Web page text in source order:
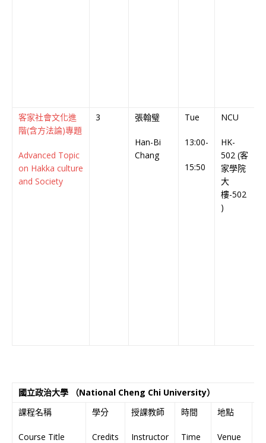
客家社會文化進
階(含方法論)專題
Advanced Topic
on Hakka culture
and Society
3 張翰璧
Han-Bi
Chang
Tue
13:00-
15:50
NCU
HK-
502 (客
家學院
大
樓-502
)
國立政治大學 （National Cheng Chi University）
課程名稱
Course Title
學分
Credits
授課教師
Instructor
時間
Time
地點
Venue